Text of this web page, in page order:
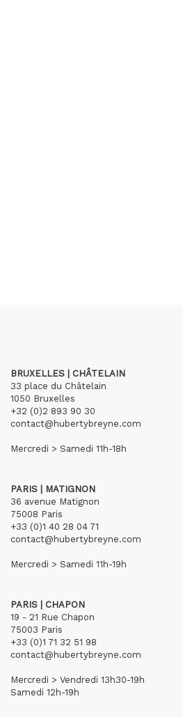
BRUXELLES | CHÂTELAIN
33 place du Châtelain
1050 Bruxelles
+32 (0)2 893 90 30
contact@hubertybreyne.com
Mercredi > Samedi 11h-18h
PARIS | MATIGNON
36 avenue Matignon
75008 Paris
+33 (0)1 40 28 04 71
contact@hubertybreyne.com
Mercredi > Samedi 11h-19h
PARIS | CHAPON
19 - 21 Rue Chapon
75003 Paris
+33 (0)1 71 32 51 98
contact@hubertybreyne.com
Mercredi > Vendredi 13h30-19h
Samedi 12h-19h